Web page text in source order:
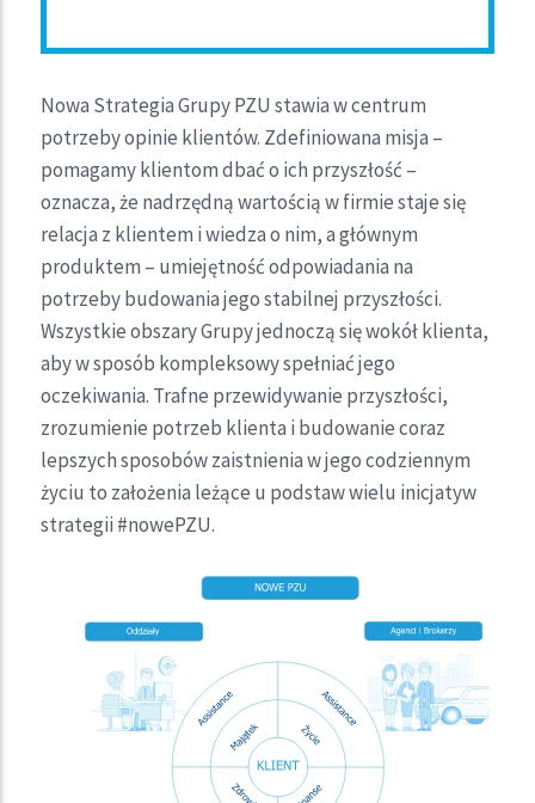
Nowa Strategia Grupy PZU stawia w centrum
potrzeby opinie klientów. Zdefiniowana misja –
pomagamy klientom dbać o ich przyszłość –
oznacza, że nadrzędną wartością w firmie staje się
relacja z klientem i wiedza o nim, a głównym
produktem – umiejętność odpowiadania na
potrzeby budowania jego stabilnej przyszłości.
Wszystkie obszary Grupy jednoczą się wokół klienta,
aby w sposób kompleksowy spełniać jego
oczekiwania. Trafne przewidywanie przyszłości,
zrozumienie potrzeb klienta i budowanie coraz
lepszych sposobów zaistnienia w jego codziennym
życiu to założenia leżące u podstaw wielu inicjatyw
strategii #nowePZU.